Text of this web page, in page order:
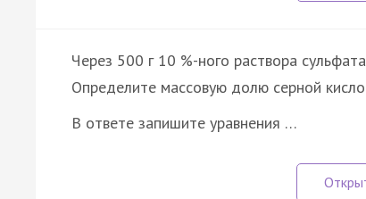
Через 500 г 10 %-ного раствора
Определите массовую долю серной
В ответе запишите уравнения …